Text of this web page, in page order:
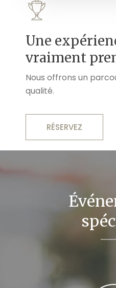
Une
vraiment
Nous offrons un
qualité.
RÉSERVEZ